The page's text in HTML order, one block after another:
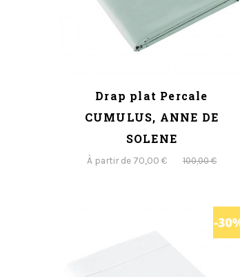
Drap plat Percale
CUMULUS, ANNE DE
SOLENE
À partir de 70,00 € 100,00 €